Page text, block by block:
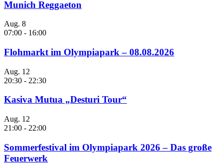
Munich Reggaeton
Aug. 8
07:00 - 16:00
Flohmarkt im Olympiapark – 08.08.2026
Aug. 12
20:30 - 22:30
Kasiva Mutua „Desturi Tour“
Aug. 12
21:00 - 22:00
Sommerfestival im Olympiapark 2026 – Das große
Feuerwerk